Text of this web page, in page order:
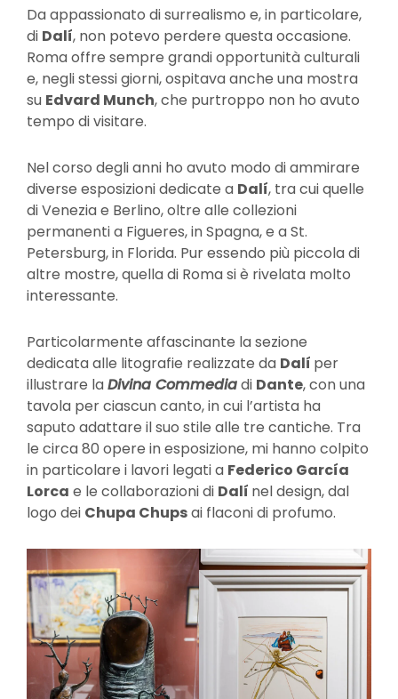
Da appassionato di surrealismo e, in particolare,
di Dalí, non potevo perdere questa occasione.
Roma offre sempre grandi opportunità culturali
e, negli stessi giorni, ospitava anche una mostra
su Edvard Munch, che purtroppo non ho avuto
tempo di visitare.
Nel corso degli anni ho avuto modo di ammirare
diverse esposizioni dedicate a Dalí, tra cui quelle
di Venezia e Berlino, oltre alle collezioni
permanenti a Figueres, in Spagna, e a St.
Petersburg, in Florida. Pur essendo più piccola di
altre mostre, quella di Roma si è rivelata molto
interessante.
Particolarmente affascinante la sezione
dedicata alle litografie realizzate da Dalí per
illustrare laDivina Commediadi Dante, con una
tavola per ciascun canto, in cui l’artista ha
saputo adattare il suo stile alle tre cantiche. Tra
le circa 80 opere in esposizione, mi hanno colpito
in particolare i lavori legati a Federico García
Lorca e le collaborazioni di Dalí nel design, dal
logo dei Chupa Chupsai flaconi di profumo.